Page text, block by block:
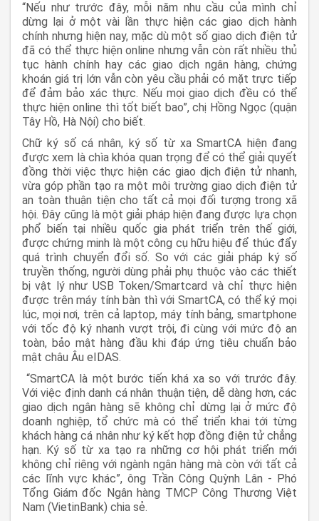
“Nếu như trước đây, mỗi năm nhu cầu của mình chỉ
dừng lại ở một vài lần thực hiện các giao dịch hành
chính nhưng hiện nay, mặc dù một số giao dịch điện tử
đã có thể thực hiện online nhưng vẫn còn rất nhiều thủ
tục hành chính hay các giao dịch ngân hàng, chứng
khoán giá trị lớn vẫn còn yêu cầu phải có mặt trực tiếp
để đảm bảo xác thực. Nếu mọi giao dịch đều có thể
thực hiện online thì tốt biết bao”, chị Hồng Ngọc (quận
Tây Hồ, Hà Nội) cho biết.
Chữ ký số cá nhân, ký số từ xa SmartCA hiện đang
được xem là chìa khóa quan trọng để có thể giải quyết
đồng thời việc thực hiện các giao dịch điện tử nhanh,
vừa góp phần tạo ra một môi trường giao dịch điện tử
an toàn thuận tiện cho tất cả mọi đối tượng trong xã
hội. Đây cũng là một giải pháp hiện đang được lựa chọn
phổ biến tại nhiều quốc gia phát triển trên thế giới,
được chứng minh là một công cụ hữu hiệu để thúc đẩy
quá trình chuyển đổi số. So với các giải pháp ký số
truyền thống, người dùng phải phụ thuộc vào các thiết
bị vật lý như USB Token/Smartcard và chỉ thực hiện
được trên máy tính bàn thì với SmartCA, có thể ký mọi
lúc, mọi nơi, trên cả laptop, máy tính bảng, smartphone
với tốc độ ký nhanh vượt trội, đi cùng với mức độ an
toàn, bảo mật hàng đầu khi đáp ứng tiêu chuẩn bảo
mật châu Âu eIDAS.
“SmartCA là một bước tiến khá xa so với trước đây.
Với việc định danh cá nhân thuận tiện, dễ dàng hơn, các
giao dịch ngân hàng sẽ không chỉ dừng lại ở mức độ
doanh nghiệp, tổ chức mà có thể triển khai tới từng
khách hàng cá nhân như ký kết hợp đồng điện tử chẳng
hạn. Ký số từ xa tạo ra những cơ hội phát triển mới
không chỉ riêng với ngành ngân hàng mà còn với tất cả
các lĩnh vực khác”, ông Trần Công Quỳnh Lân - Phó
Tổng Giám đốc Ngân hàng TMCP Công Thương Việt
Nam (VietinBank) chia sẻ.